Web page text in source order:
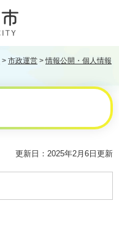
> 市政運営 >情報公開・個人情報
更新日：2025年2月6日更新